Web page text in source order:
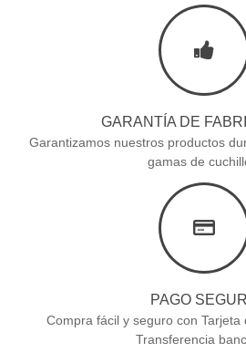
GARANTÍA DE
Garantizamos nuestros productos
gamas de
PAGO
Compra fácil y seguro con Tarjeta
Transferencia